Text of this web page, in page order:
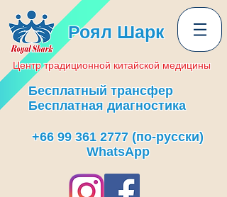
Роял Шарк
Центртрадиционной китайской медицины
Бесплатный трансфер
Бесплатная диагностика
+66 99 361 2777 (по-русски)
WhatsApp